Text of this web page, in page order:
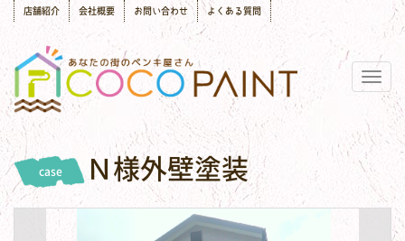
店舗紹介 会社概要 お問い合わせ よくある質問
case Ｎ様外壁塗装